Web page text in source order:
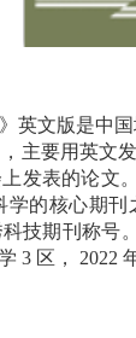
》英文版是中
主要用英文
发表的论文
的核心期
技期刊称号。
3 区， 2022